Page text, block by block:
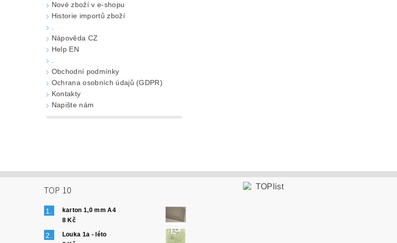
Nové zboží v e-shopu
Historie importů zboží
Nápověda CZ
Help EN
Obchodní podmínky
Ochrana osobních údajů (GDPR)
Kontakty
Napište nám
TOP 10
karton 1,0 mm A4
8 Kč
Louka 1a - léto